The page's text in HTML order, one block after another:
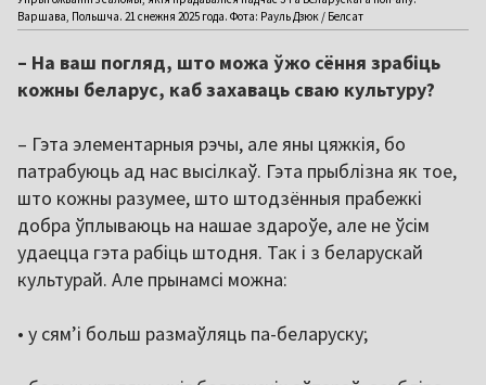
Варшава, Польшча. 21 снежня 2025 года. Фота: Рауль Дзюк / Белсат
– На ваш погляд, што можа ўжо сёння зрабіць
кожны беларус, каб захаваць сваю культуру?
– Гэта элементарныя рэчы, але яны цяжкія, бо
патрабуюць ад нас высілкаў. Гэта прыблізна як тое,
што кожны разумее, што штодзённыя прабежкі
добра ўплываюць на нашае здароўе, але не ўсім
удаецца гэта рабіць штодня. Так і з беларускай
культурай. Але прынамсі можна:
• у сям’і больш размаўляць па-беларуску;